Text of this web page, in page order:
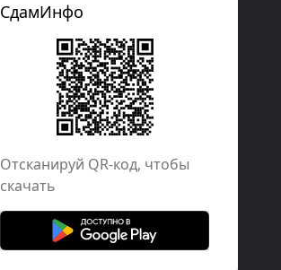
СдамИнфо
Отcканируй QR-код, чтобы
скачать